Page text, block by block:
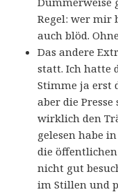
Regel: wer mir
auch blöd.
Das andere
statt. Ich hatte
Stimme ja erst
aber die
wirklich den
gelesen habe
die
nicht gut
im Stillen und